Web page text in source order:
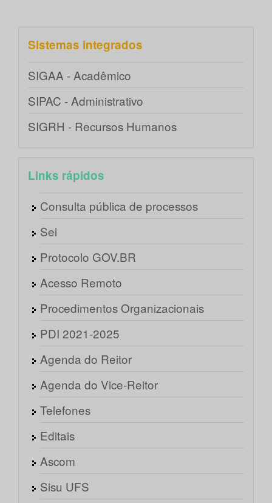
Sistemas integrados
SIGAA - Acadêmico
SIPAC - Administrativo
SIGRH - Recursos Humanos
Links rápidos
Consulta pública de processos
Sei
Protocolo GOV.BR
Acesso Remoto
Procedimentos Organizacionais
PDI 2021-2025
Agenda do Reitor
Agenda do Vice-Reitor
Telefones
Editais
Ascom
Sisu UFS